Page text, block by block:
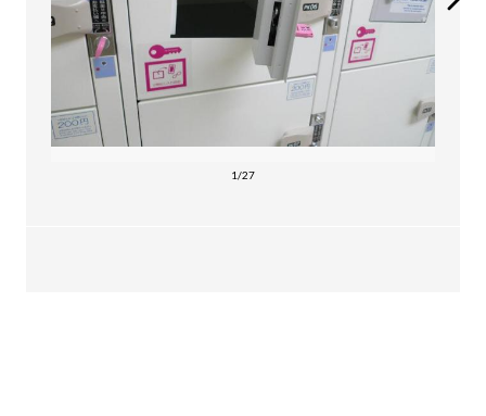
1/27